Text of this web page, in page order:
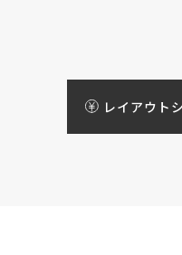
レイアウト